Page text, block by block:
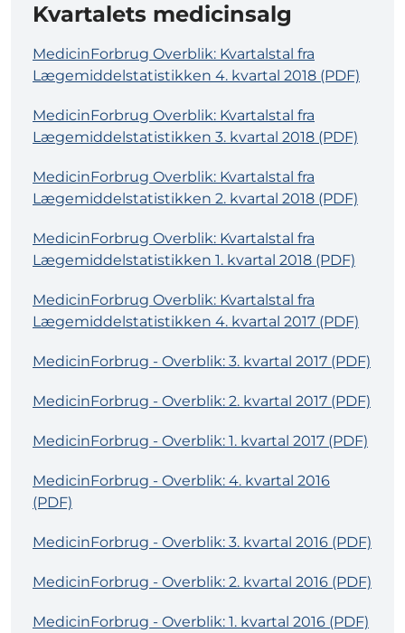
Kvartalets medicinsalg
MedicinForbrug Overblik: Kvartalstal fra
Lægemiddelstatistikken 4. kvartal 2018 (PDF)
MedicinForbrug Overblik: Kvartalstal fra
Lægemiddelstatistikken 3. kvartal 2018 (PDF)
MedicinForbrug Overblik: Kvartalstal fra
Lægemiddelstatistikken 2. kvartal 2018 (PDF)
MedicinForbrug Overblik: Kvartalstal fra
Lægemiddelstatistikken 1. kvartal 2018 (PDF)
MedicinForbrug Overblik: Kvartalstal fra
Lægemiddelstatistikken 4. kvartal 2017 (PDF)
MedicinForbrug - Overblik: 3. kvartal 2017 (PDF)
MedicinForbrug - Overblik: 2. kvartal 2017 (PDF)
MedicinForbrug - Overblik: 1. kvartal 2017 (PDF)
MedicinForbrug - Overblik: 4. kvartal 2016
(PDF)
MedicinForbrug - Overblik: 3. kvartal 2016 (PDF)
MedicinForbrug - Overblik: 2. kvartal 2016 (PDF)
MedicinForbrug - Overblik: 1. kvartal 2016 (PDF)